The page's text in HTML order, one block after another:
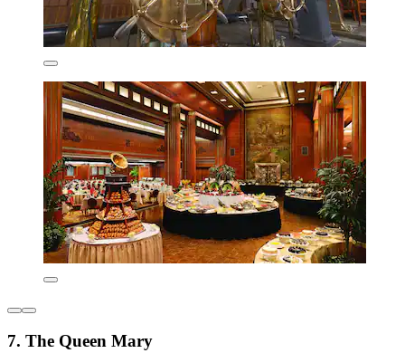
7. The Queen Mary